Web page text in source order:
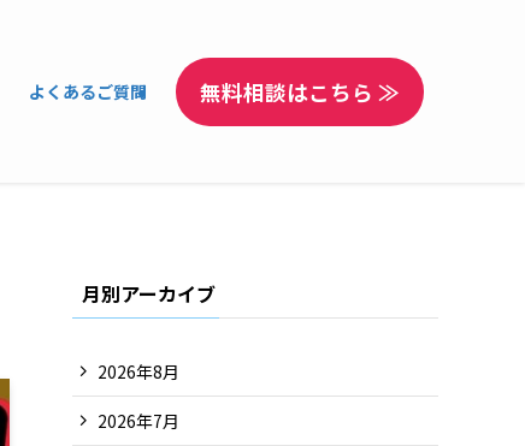
よくあるご質問 無料相談はこちら ≫
月別アーカイブ
2026年8月
2026年7月